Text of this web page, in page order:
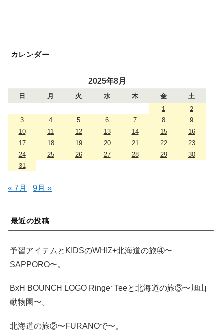
カレンダー
2025年8月
日 月 火 水 木 金
土
1
2
3
4 5 6 7 8
9
10
11 12 13 14 15
16
17
18 19 20 21 22
23
24
25 26 27 28 29
30
31
« 7月 9月 »
最近の投稿
予習アイテムとKIDSのWHIZ+北海道の旅④〜
SAPPORO〜。
BxH BOUNCH LOGO Ringer Teeと北海道の旅③〜旭山
動物園〜。
北海道の旅②〜FURANOで〜。